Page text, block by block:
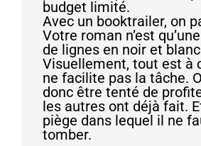
budget limité.
Avec un booktrailer, on
Votre roman n’est
de lignes en noir et
Visuellement, tout est à
ne facilite pas la tâche.
donc être tenté de
les autres ont déjà fait.
piège dans lequel il ne
tomber.